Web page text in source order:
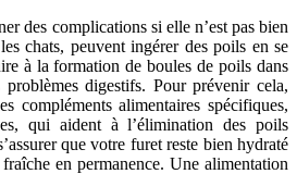
des complications si elle n’est pas bien
chats, peuvent ingérer des poils en se
à la formation de boules de poils dans
problèmes digestifs. Pour prévenir cela,
compléments alimentaires spécifiques,
qui aident à l’élimination des poils
que votre furet reste bien hydraté
en permanence. Une alimentation